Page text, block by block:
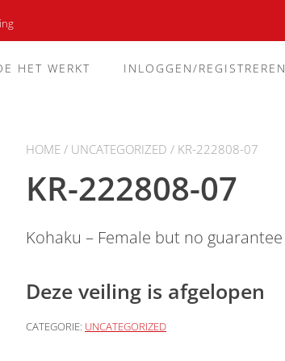
HET WERKT INLOGGEN/REGISTREREN
HOME / UNCATEGORIZED / KR-222808-07
KR-222808-07
Kohaku – Female but no guarantee
Deze veiling is afgelopen
CATEGORIE: UNCATEGORIZED